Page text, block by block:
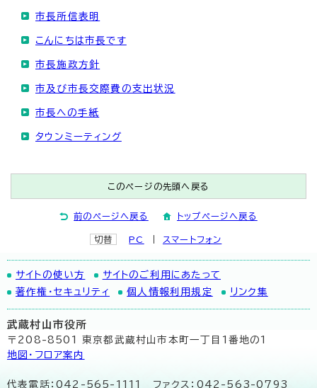
市長所信表明
こんにちは市長です
市長施政方針
市及び市長交際費の支出状況
市長への手紙
タウンミーティング
このページの先頭へ戻る
前のページへ戻る トップページへ戻る
切替 PC スマートフォン
サイトの使い方
サイトのご利用にあたって
著作権・セキュリティ
個人情報利用規定 リンク集
武蔵村山市役所
〒208-8501 東京都武蔵村山市本町一丁目1番地の1
地図･フロア案内
代表電話：042-565-1111 ファクス：042-563-0793